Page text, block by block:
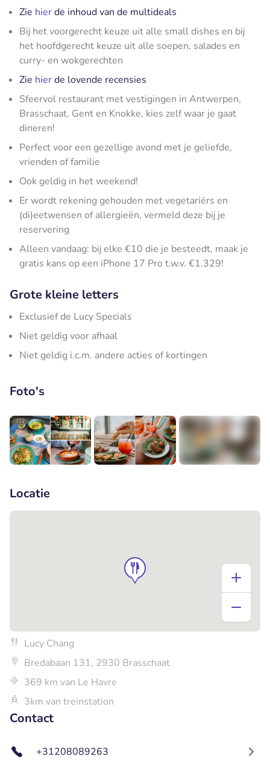
Zie hierde inhoud van de multideals
Bij het voorgerecht keuze uit alle small dishes en bij
het hoofdgerecht keuze uit alle soepen, salades en
curry- en wokgerechten
Zie hierde lovende recensies
Sfeervol restaurant met vestigingen in Antwerpen,
Brasschaat, Gent en Knokke, kies zelf waar je gaat
dineren!
Perfect voor een gezellige avond met je geliefde,
vrienden of familie
Ook geldig in het weekend!
Er wordt rekening gehouden met vegetariërs en
(di)eetwensen of allergieën, vermeld deze bij je
reservering
Alleen vandaag: bij elke €10 die je besteedt, maak je
gratis kans op een iPhone 17 Pro t.w.v. €1.329!
Grote kleine letters
Exclusief de Lucy Specials
Niet geldig voor afhaal
Niet geldig i.c.m. andere acties of kortingen
Foto's
Locatie
Lucy Chang
Bredabaan 131, 2930 Brasschaat
369 km van Le Havre
3km van treinstation
Contact
+31208089263